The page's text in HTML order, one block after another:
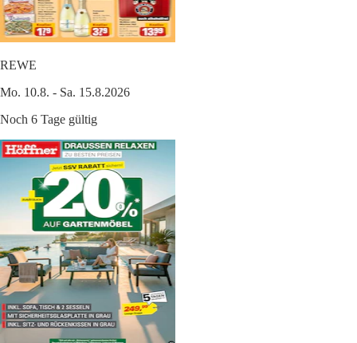
REWE
Mo. 10.8. - Sa. 15.8.2026
Noch 6 Tage gültig